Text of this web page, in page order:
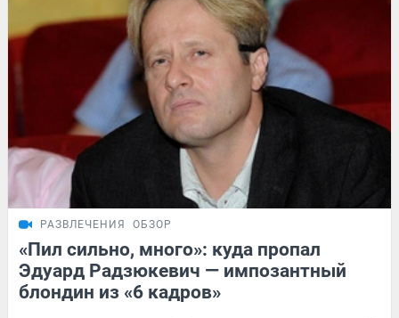
РАЗВЛЕЧЕНИЯ ОБЗОР
«Пил сильно, много»: куда пропал
Эдуард Радзюкевич — импозантный
блондин из «6 кадров»